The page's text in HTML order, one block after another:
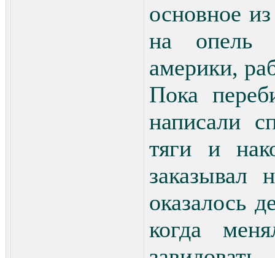
основное
на опель
америки,
Пока
написали
тяги и
заказывал
оказалось
когда